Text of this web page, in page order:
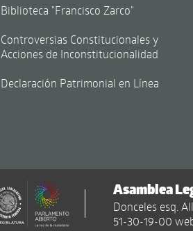
Biblioteca "Francisco Zarco"
Controversias Constitucionales y
Acciones de Inconstitucionalidad
Declaración Patrimonial en Línea
Asamblea
Donceles esq.
51-30-19-00